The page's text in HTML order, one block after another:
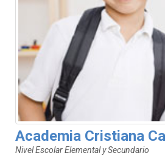
Academia Cristiana
Nivel Escolar Elemental y Secundario